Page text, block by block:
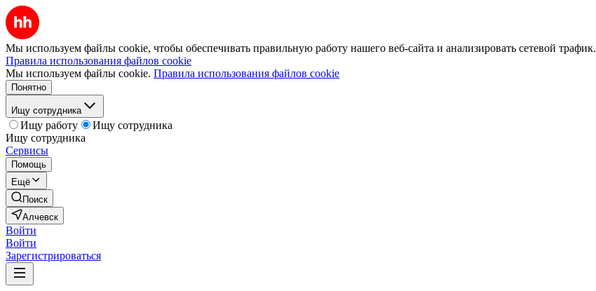
Мы используем файлы cookie, чтобы обеспечивать правильную работу нашего веб-сайта и анализировать сетевой трафик.
Правила использования файлов cookie
Мы используем файлы cookie. Правила использования файлов cookie
Понятно
Ищу сотрудника
Ищу работу
Ищу сотрудника
Ищу сотрудника
Сервисы
Помощь
Ещё
Поиск
Алчевск
Войти
Войти
Зарегистрироваться